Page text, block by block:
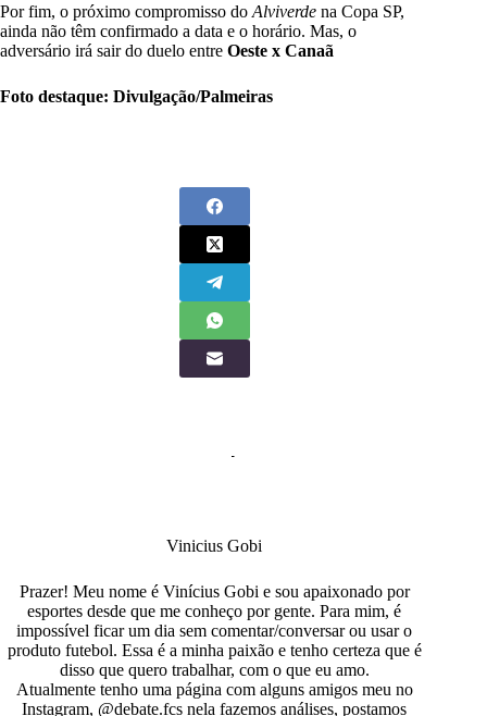
Por fim, o próximo compromisso do Alviverde na Copa SP,
ainda não têm confirmado a data e o horário. Mas, o
adversário irá sair do duelo entre Oeste x Canaã
Foto destaque: Divulgação/Palmeiras
Vinicius Gobi
Prazer! Meu nome é Vinícius Gobi e sou apaixonado por
esportes desde que me conheço por gente. Para mim, é
impossível ficar um dia sem comentar/conversar ou usar o
produto futebol. Essa é a minha paixão e tenho certeza que é
disso que quero trabalhar, com o que eu amo.
Atualmente tenho uma página com alguns amigos meu no
Instagram, @debate.fcs nela fazemos análises, postamos